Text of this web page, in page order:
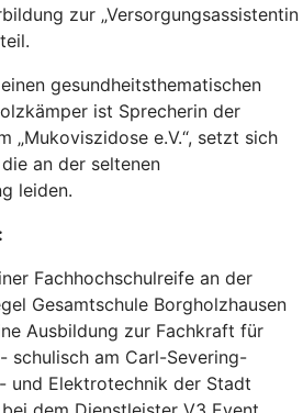
zur „Versorgungsassistentin
gesundheitsthematischen
ist Sprecherin der
„Mukoviszidose e.V.“, setzt sich
an der seltenen
leiden.
Fachhochschulreife an der
Gesamtschule Borgholzhausen
Ausbildung zur Fachkraft für
schulisch am Carl-Severing-
und Elektrotechnik der Stadt